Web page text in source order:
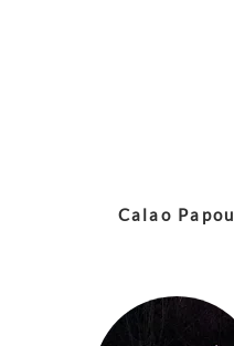
Calao Papou